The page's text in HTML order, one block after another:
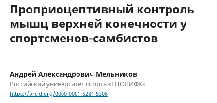
Проприоцептивный контроль
мышц верхней конечности у
спортсменов-самбистов
Андрей Александрович Мельников
Российский университет спорта «ГЦОЛИФК»
https://orcid.org/0000-0001-5281-5306